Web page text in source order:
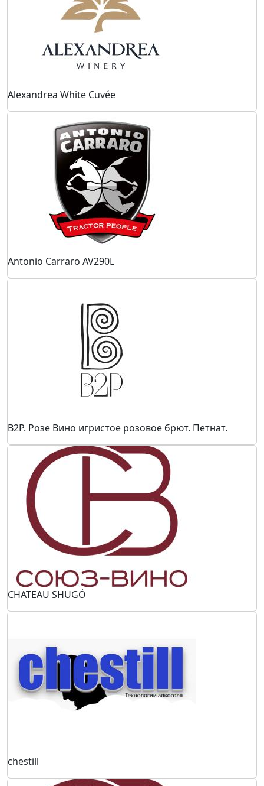
Alexandrea White Cuvée
Antonio Carraro AV290L
B2P. Розе Вино игристое розовое брют. Петнат.
CHATEAU SHUGÓ
chestill